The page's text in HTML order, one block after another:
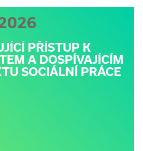
PŘÍSTUP K
A DOSPÍVAJÍCÍM
SOCIÁLNÍ PRÁCE